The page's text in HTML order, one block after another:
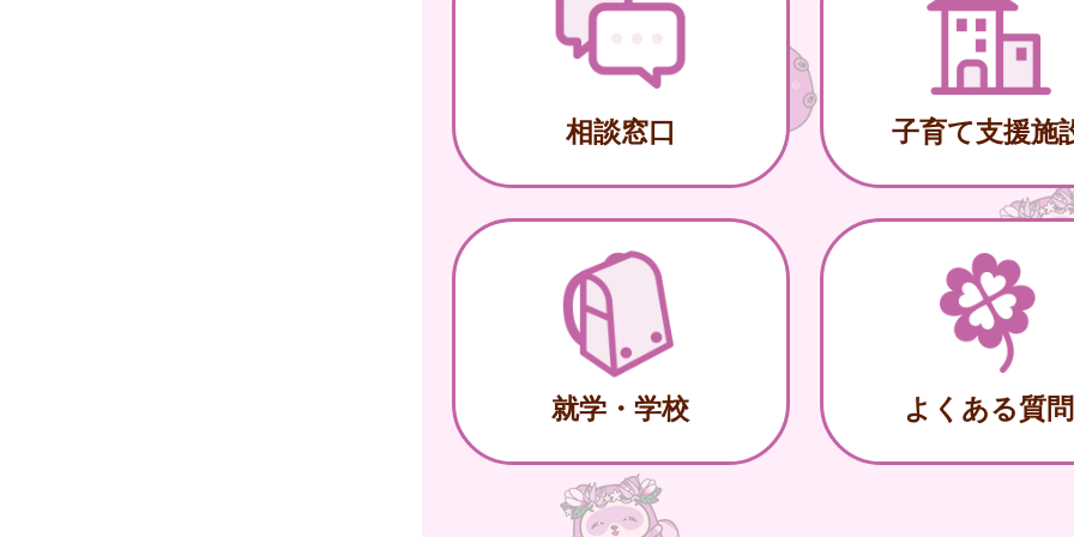
相談窓口 子育て支援施
就学・学校 よくある質問